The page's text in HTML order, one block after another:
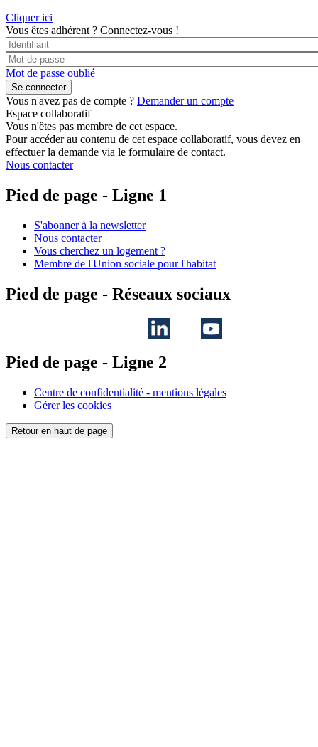
Cliquer ici
Vous êtes adhérent ? Connectez-vous !
Mot de passe oublié
Vous n'avez pas de compte ? Demander un compte
Espace collaboratif
Vous n'êtes pas membre de cet espace.
Pour accéder au contenu de cet espace collaboratif, vous devez en
effectuer la demande via le formulaire de contact.
Nous contacter
Pied de page - Ligne 1
S'abonner à la newsletter
Nous contacter
Vous cherchez un logement ?
Membre de l'Union sociale pour l'habitat
Pied de page - Réseaux sociaux
Pied de page - Ligne 2
Centre de confidentialité - mentions légales
Gérer les cookies
Retour en haut de page